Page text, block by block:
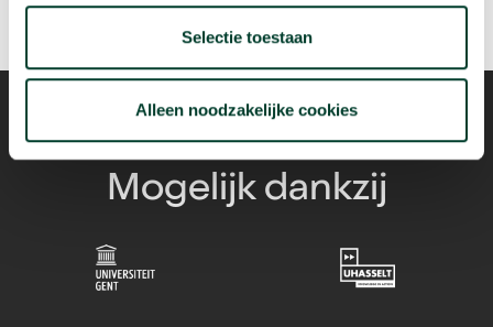
Selectie toestaan
Alleen noodzakelijke cookies
Mogelijk dankzij